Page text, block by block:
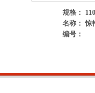
规格：
名称： 惊
编号：